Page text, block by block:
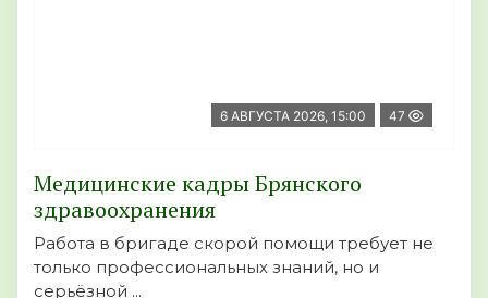
6 АВГУСТА 2026, 15:00 47
Медицинские кадры Брянского
здравоохранения
Работа в бригаде скорой помощи требует не
только профессиональных знаний, но и
серьёзной ...